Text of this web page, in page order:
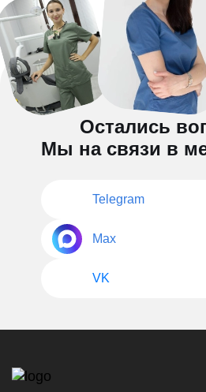
Остались
Мы на связи в
Telegram
Max
VK